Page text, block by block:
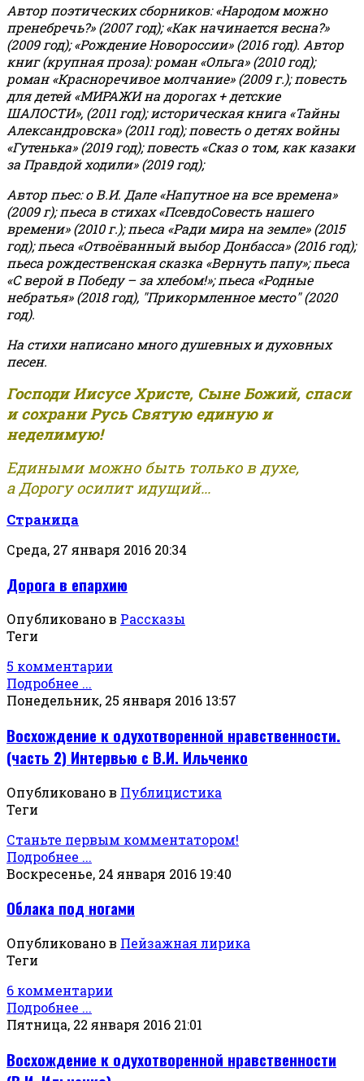
Автор поэтических сборников: «Народом можно
пренебречь?» (2007 год); «Как начинается весна?»
(2009 год); «Рождение Новороссии» (2016 год). Автор
книг (крупная проза): роман «Ольга» (2010 год);
роман «Красноречивое молчание» (2009 г.); повесть
для детей «МИРАЖИ на дорогах + детские
ШАЛОСТИ», (2011 год); историческая книга «Тайны
Александровска» (2011 год); повесть о детях войны
«Гутенька» (2019 год); повесть «Сказ о том, как казаки
за Правдой ходили» (2019 год);
Автор пьес: о В.И. Дале «Напутное на все времена»
(2009 г); пьеса в стихах «ПсевдоСовесть нашего
времени» (2010 г.); пьеса «Ради мира на земле» (2015
год); пьеса «Отвоёванный выбор Донбасса» (2016 год);
пьеса рождественская сказка «Вернуть папу»; пьеса
«С верой в Победу – за хлебом!»;пьеса «Родные
небратья» (2018 год), "Прикормленное место" (2020
год).
На стихи написано много душевных и духовных
песен.
Господи Иисусе Христе, Сыне Божий, спаси
и сохрани Русь Святую единую и
неделимую!
Едиными можно быть только в духе,
а Дорогу осилит идущий...
Страница
Среда, 27 января 2016 20:34
Дорога в епархию
Опубликовано в Рассказы
Теги
5 комментарии
Подробнее ...
Понедельник, 25 января 2016 13:57
Восхождение к одухотворенной нравственности.
(часть 2) Интервью с В.И. Ильченко
Опубликовано в Публицистика
Теги
Станьте первым комментатором!
Подробнее ...
Воскресенье, 24 января 2016 19:40
Облака под ногами
Опубликовано в Пейзажная лирика
Теги
6 комментарии
Подробнее ...
Пятница, 22 января 2016 21:01
Восхождение к одухотворенной нравственности